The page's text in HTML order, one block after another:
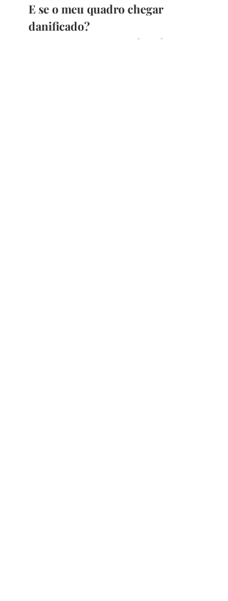
E se o meu quadro chegar
danificado?
Se por acaso seu quadro chegar